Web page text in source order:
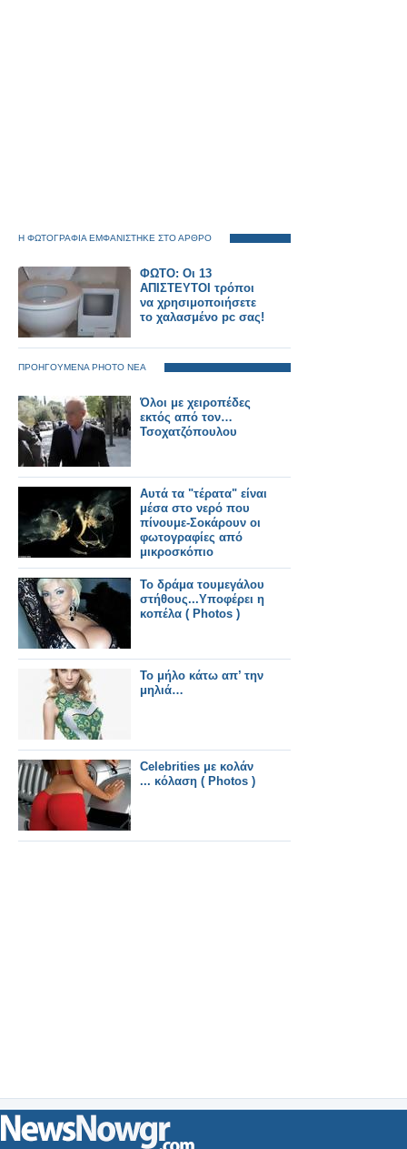
Η ΦΩΤΟΓΡΑΦΙΑ ΕΜΦΑΝΙΣΤΗΚΕ ΣΤΟ ΑΡΘΡΟ
ΦΩΤΟ: Οι 13
ΑΠΙΣΤΕΥΤΟΙ τρόποι
να χρησιμοποιήσετε
το χαλασμένο pc σας!
ΠΡΟΗΓΟΥΜΕΝΑ PHOTO ΝΕΑ
Όλοι με χειροπέδες
εκτός από τον…
Τσοχατζόπουλου
Αυτά τα "τέρατα" είναι
μέσα στο νερό που
πίνουμε-Σοκάρουν οι
φωτογραφίες από
μικροσκόπιο
Το δράμα τουμεγάλου
στήθους...Υποφέρει η
κοπέλα ( Photos )
Το μήλο κάτω απ’ την
μηλιά…
Celebrities με κολάν
... κόλαση ( Photos )